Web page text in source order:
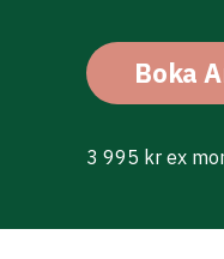
Boka
3 995 kr ex